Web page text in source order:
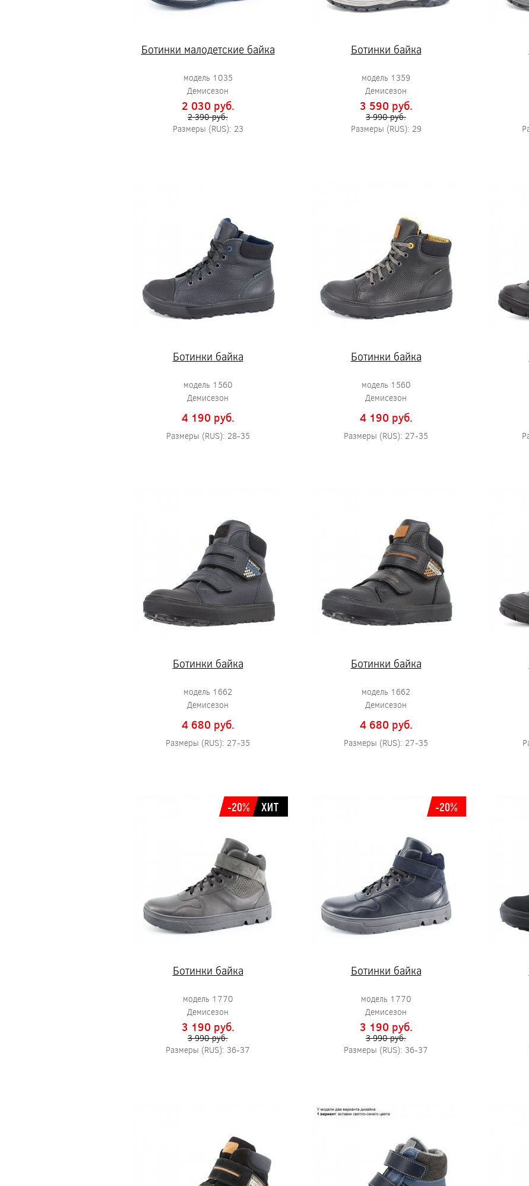
Ботинки малодетские байка
модель 1035
Демисезон
2 030 pуб.
2 390 pуб.
Размеры (RUS): 23
Ботинки байка
модель 1359
Демисезон
3 590 pуб.
3 990 pуб.
Размеры (RUS): 29
Ботинки байка
модель 1560
Демисезон
4 190 pуб.
Размеры (RUS): 28-35
Ботинки байка
модель 1560
Демисезон
4 190 pуб.
Размеры (RUS): 27-35
Ботинки байка
модель 1662
Демисезон
4 680 pуб.
Размеры (RUS): 27-35
Ботинки байка
модель 1662
Демисезон
4 680 pуб.
Размеры (RUS): 27-35
-20% ХИТ
Ботинки байка
модель 1770
Демисезон
3 190 pуб.
3 990 pуб.
Размеры (RUS): 36-37
-20%
Ботинки байка
модель 1770
Демисезон
3 190 pуб.
3 990 pуб.
Размеры (RUS): 36-37